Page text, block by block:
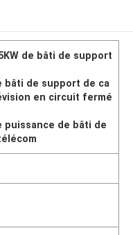
de bâti de support
bâti de support de ca
en circuit fermé
puissance de bâti de